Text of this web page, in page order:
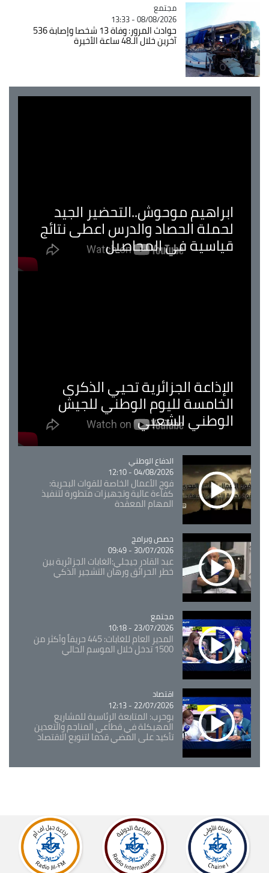
Catégorie
مجتمع
08/08/2026 - 13:33
حوادث المرور: وفاة 13 شخصا وإصابة 536
آخرين خلال الـ48 ساعة الأخيرة
ابراهيم موحوش..التحضير الجيد
لحملة الحصاد والدرس اعطى نتائج
قياسية في المحاصيل
الإذاعة الجزائرية تحيي الذكرى
الخامسة لليوم الوطني للجيش
الوطني الشعبي
Catégorie
الدفاع الوطني
04/08/2026 - 12:10
فوج الأعمال الخاصة للقوات البحرية:
كفاءة عالية وتجهيزات متطورة لتنفيذ
المهام المعقدة
Catégorie
حصص وبرامج
30/07/2026 - 09:49
عبد القادر جيجلي:الغابات الجزائرية بين
خطر الحرائق ورهان التشجير الذكي
Catégorie
مجتمع
23/07/2026 - 10:18
المدير العام للغابات: 445 حريقاً وأكثر من
1500 تدخل خلال الموسم الحالي
Catégorie
اقتصاد
22/07/2026 - 12:13
بوحرب: المتابعة الرئاسية للمشاريع
المهيكلة في قطاعي المناجم والتعدين
تأكيد على المضي قدما لتنويع الاقتصاد